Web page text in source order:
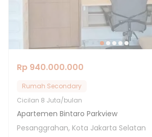
Rp 940.000.000
Rumah Secondary
Cicilan 8 Juta/bulan
Apartemen Bintaro Parkview
Pesanggrahan, Kota Jakarta Selatan